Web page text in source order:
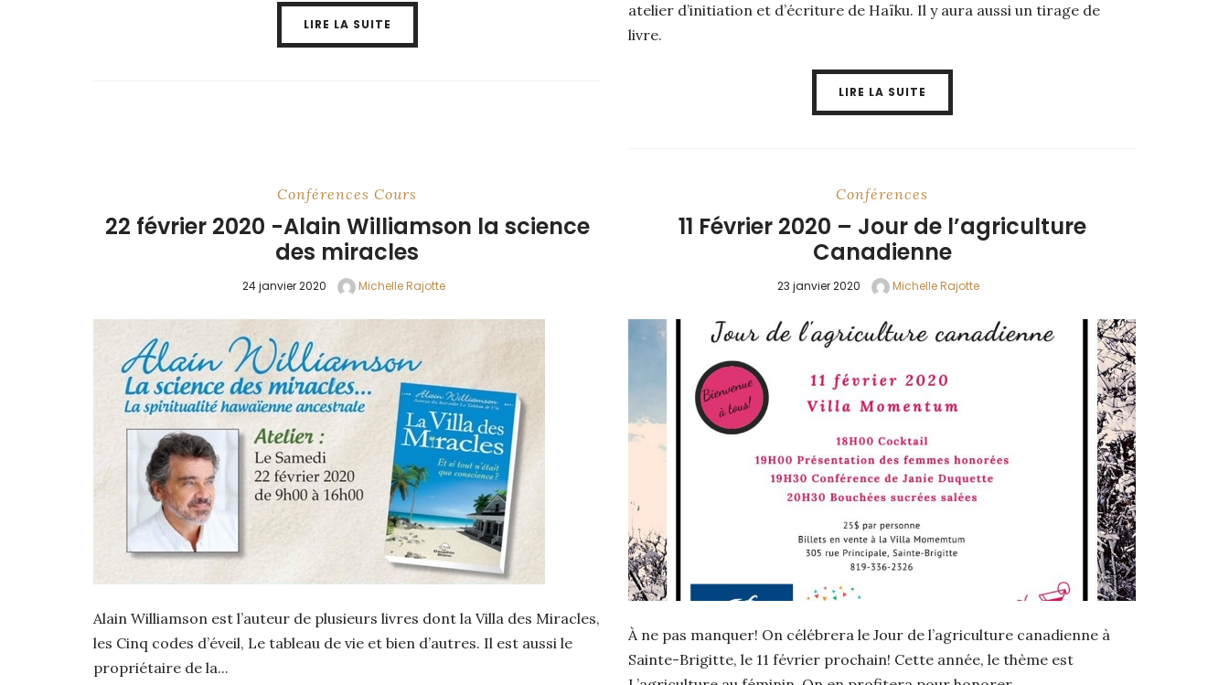
LIRE LA SUITE
atelier d’initiation et d’écriture de Haïku. Il y aura aussi un tirage de
livre.
LIRE LA SUITE
Conférences Cours
22 février 2020 -Alain Williamson la science
des miracles
24 janvier 2020 Michelle Rajotte
Alain Williamson est l’auteur de plusieurs livres dont la Villa des Miracles,
les Cinq codes d’éveil, Le tableau de vie et bien d’autres. Il est aussi le
propriétaire de la...
Conférences
11 Février 2020 – Jour de l’agriculture
Canadienne
23 janvier 2020 Michelle Rajotte
À ne pas manquer! On célébrera le Jour de l’agriculture canadienne à
Sainte-Brigitte, le 11 février prochain! Cette année, le thème est